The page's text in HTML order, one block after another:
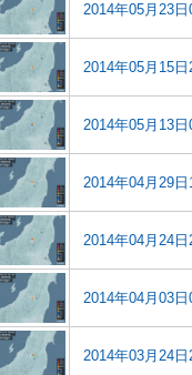
2014年05月23
2014年05月15
2014年05月13
2014年04月29
2014年04月24
2014年04月03
2014年03月24